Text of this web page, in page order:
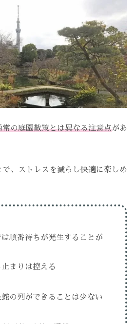
常の庭園散策とは異なる注意点があ
、ストレスを減らし快適に楽しめ
は順番待ちが発生することが
まりは控える
の列ができることは少ない